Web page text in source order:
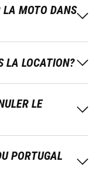
LA MOTO DANS
LA LOCATION?
LE
PORTUGAL